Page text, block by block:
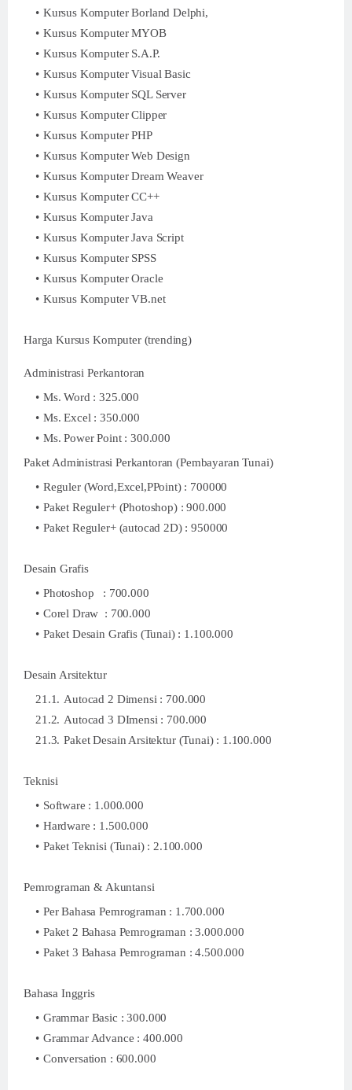
Kursus Komputer Borland Delphi,
Kursus Komputer MYOB
Kursus Komputer S.A.P.
Kursus Komputer Visual Basic
Kursus Komputer SQL Server
Kursus Komputer Clipper
Kursus Komputer PHP
Kursus Komputer Web Design
Kursus Komputer Dream Weaver
Kursus Komputer CC++
Kursus Komputer Java
Kursus Komputer Java Script
Kursus Komputer SPSS
Kursus Komputer Oracle
Kursus Komputer VB.net
Harga Kursus Komputer (trending)
Administrasi Perkantoran
Ms. Word : 325.000
Ms. Excel : 350.000
Ms. Power Point : 300.000
Paket Administrasi Perkantoran (Pembayaran Tunai)
Reguler (Word,Excel,PPoint) : 700000
Paket Reguler+ (Photoshop) : 900.000
Paket Reguler+ (autocad 2D) : 950000
Desain Grafis
Photoshop : 700.000
Corel Draw : 700.000
Paket Desain Grafis (Tunai) : 1.100.000
Desain Arsitektur
Autocad 2 Dimensi : 700.000
Autocad 3 DImensi : 700.000
Paket Desain Arsitektur (Tunai) : 1.100.000
Teknisi
Software : 1.000.000
Hardware : 1.500.000
Paket Teknisi (Tunai) : 2.100.000
Pemrograman & Akuntansi
Per Bahasa Pemrograman : 1.700.000
Paket 2 Bahasa Pemrograman : 3.000.000
Paket 3 Bahasa Pemrograman : 4.500.000
Bahasa Inggris
Grammar Basic : 300.000
Grammar Advance : 400.000
Conversation : 600.000